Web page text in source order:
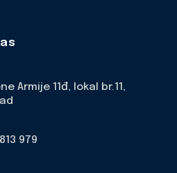
Armije 11đ, lokal br.11,
979